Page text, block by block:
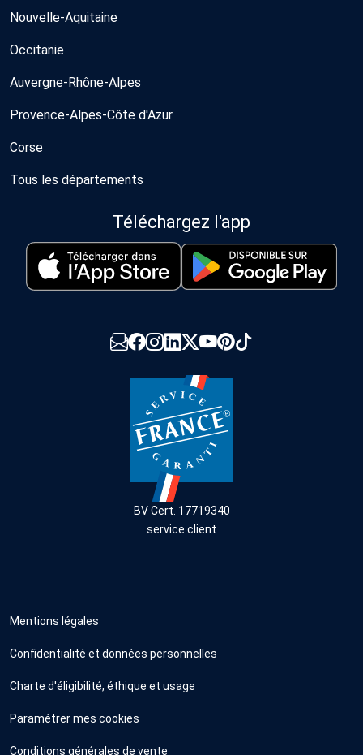
Nouvelle-Aquitaine
Occitanie
Auvergne-Rhône-Alpes
Provence-Alpes-Côte d'Azur
Corse
Tous les départements
Téléchargez l'app
BV Cert. 17719340
service client
Mentions légales
Confidentialité et données personnelles
Charte d'éligibilité, éthique et usage
Paramétrer mes cookies
Conditions générales de vente